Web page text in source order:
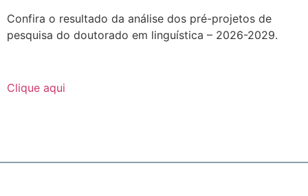
Confira o resultado da análise dos pré-projetos de
pesquisa do doutorado em linguística – 2026-2029.
Clique aqui